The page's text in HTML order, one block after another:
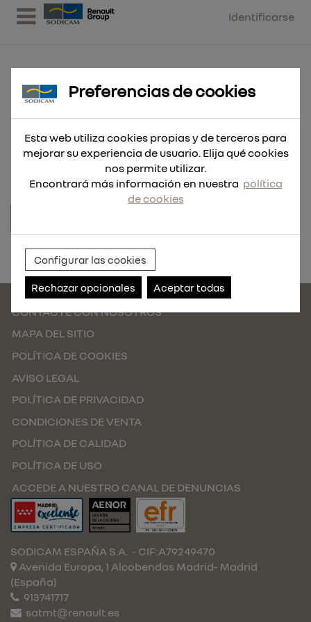
Identificarse
BOMBA NEUMATICA ENGRASE
RDC55 185KG
Referencia:RDC160.185
CONTACTE CON NOSOTROS
MAPA DEL SITIO
POLÍTICA DE COOKIES
AVISO LEGAL
POLÍTICA DE PRIVACIDAD
CONDICIONES DE VENTA
POLÍTICA DE CALIDAD
POLÍTICA DE USO
ACCEDE A NUESTRO CANAL DE DENUNCIAS
SODICAM ESPAÑA S.A. - CIF:A79249470
Avenida Europa, 1 Alcobendas Madrid- Madrid
(España)
913741717
satmt@renault.es
Preferencias de cookies
Esta web utiliza cookies propias y de terceros para
mejorar su experiencia de usuario. Elija qué cookies
nos permite utilizar.
Encontrará más información en nuestra política
de cookies
Configurar las cookies
Rechazar opcionales Aceptar todas